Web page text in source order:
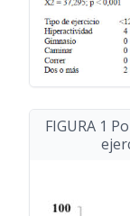
FIGURA 1